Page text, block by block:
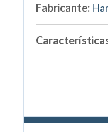
Fabricante: